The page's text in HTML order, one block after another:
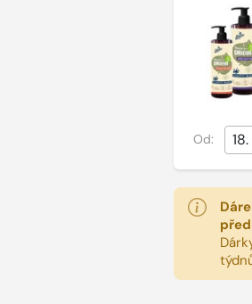
Od: